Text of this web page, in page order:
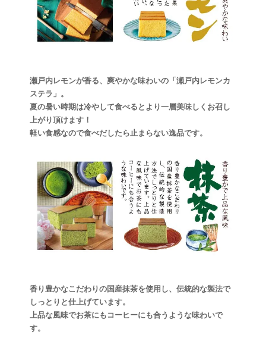
瀬戸内レモンが香る、爽やかな味わいの「瀬戸内レモンカ
ステラ」。
夏の暑い時期は冷やして食べるとより一層美味しくお召し
上がり頂けます！
軽い食感なので食べだしたら止まらない逸品です。
香り豊かなこだわりの国産抹茶を使用し、伝統的な製法で
しっとりと仕上げています。
上品な風味でお茶にもコーヒーにも合うような味わいで
す。